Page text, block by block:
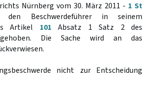
Nürnberg vom 30. März 2011 - 1 St
Beschwerdeführer in seinem
Artikel 101 Absatz 1 Satz 2 des
Die Sache wird an das
nicht zur Entscheidung